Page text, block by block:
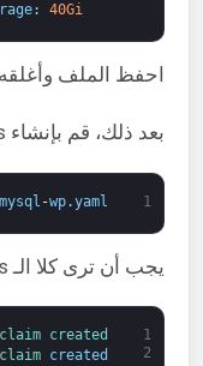
: 40Gi
احفظ الملف وأغلقه
بعد ذلك، قم بإنشاء PersistentVolumes لكل من MySQL و WordPress على عنقود Kubernetes باستخدام الأمر التالي.
1
mysql -wp.yaml
يجب أن ترى كلا الـ PersistentVolumes في المخرجات التالية.
1
2
claim created
claim created